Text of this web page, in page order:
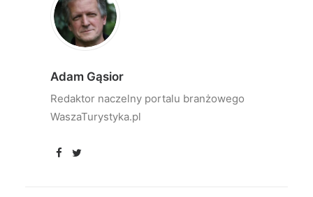
Adam Gąsior
Redaktor naczelny portalu branżowego
WaszaTurystyka.pl